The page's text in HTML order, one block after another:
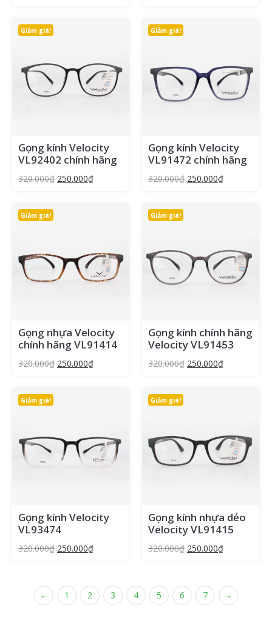
Giảm giá!
Gọng kính Velocity
VL92402 chính hãng
320.000₫ 250.000₫
Giảm giá!
Gọng kính Velocity
VL91472 chính hãng
320.000₫ 250.000₫
Giảm giá!
Gọng nhựa Velocity
chính hãng VL91414
320.000₫ 250.000₫
Giảm giá!
Gọng kính chính hãng
Velocity VL91453
320.000₫ 250.000₫
Giảm giá!
Gọng kính Velocity
VL93474
320.000₫ 250.000₫
Giảm giá!
Gọng kính nhựa dẻo
Velocity VL91415
320.000₫ 250.000₫
← 1 2 3 4 5 6 7 →